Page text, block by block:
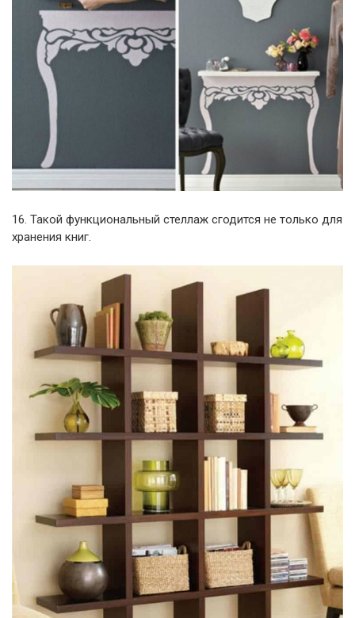
16. Такой функциональный стеллаж сгодится не только для
хранения книг.